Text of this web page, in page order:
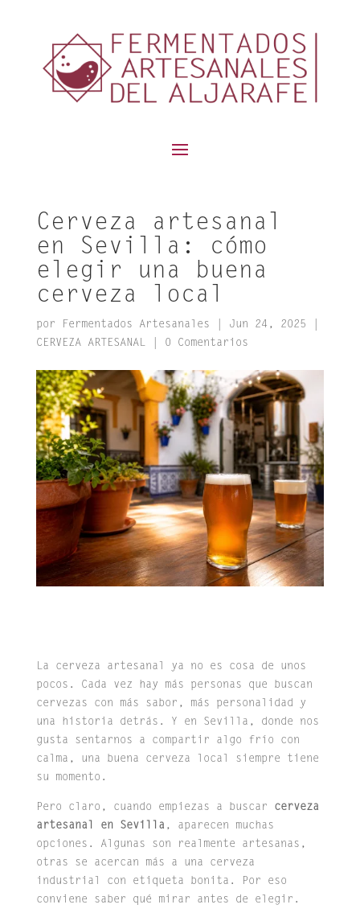
Cerveza artesanal
en Sevilla: cómo
elegir una buena
cerveza local
por Fermentados Artesanales Jun 24, 2025
CERVEZA ARTESANAL| 0 Comentarios
La cerveza artesanal ya no es cosa de unos
pocos. Cada vez hay más personas que buscan
cervezas con más sabor, más personalidad y
una historia detrás. Y en Sevilla, donde nos
gusta sentarnos a compartir algo frío con
calma, una buena cerveza local siempre tiene
su momento.
Pero claro, cuando empiezas a buscar cerveza
artesanal en Sevilla , aparecen muchas
opciones. Algunas son realmente artesanas,
otras se acercan más a una cerveza
industrial con etiqueta bonita. Por eso
conviene saber qué mirar antes de elegir.